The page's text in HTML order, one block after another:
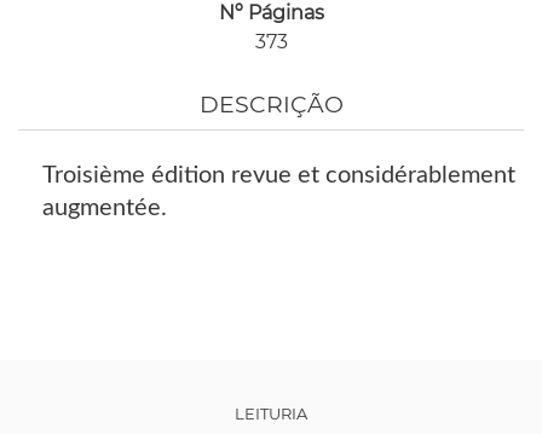
Nº Páginas
373
DESCRIÇÃO
Troisième édition revue et considérablement
augmentée.
LEITURIA